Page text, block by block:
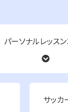
パーソナルレッス
サッカ